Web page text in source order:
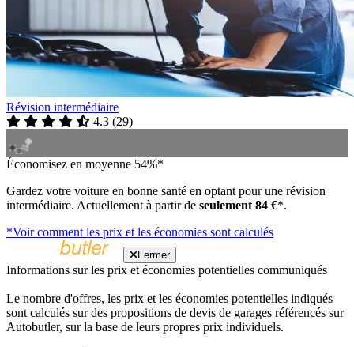
Révision intermédiaire
4.3 (29)
Économisez en moyenne 54%*
Gardez votre voiture en bonne santé en optant pour une révision
intermédiaire. Actuellement à partir de seulement 84 €*.
*Voir comment les prix et les économies sont calculés
Fermer
Informations sur les prix et économies potentielles communiqués
Le nombre d'offres, les prix et les économies potentielles indiqués
sont calculés sur des propositions de devis de garages référencés sur
Autobutler, sur la base de leurs propres prix individuels.